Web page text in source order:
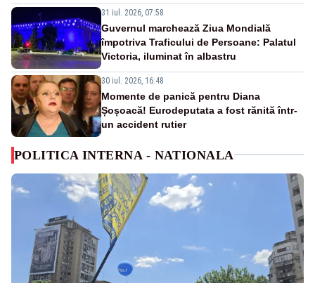
31 iul. 2026, 07:58
Guvernul marchează Ziua Mondială
împotriva Traficului de Persoane: Palatul
Victoria, iluminat în albastru
30 iul. 2026, 16:48
Momente de panică pentru Diana
Șoșoacă! Eurodeputata a fost rănită într-
un accident rutier
POLITICA INTERNA - NATIONALA